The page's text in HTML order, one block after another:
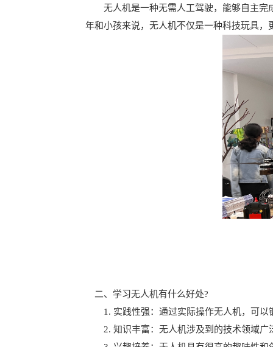
无人机是一种无需人工驾驶，能够自主完
年和小孩来说，无人机不仅是一种科技玩具
二、学习无人机有什么好处?
1. 实践性强：通过实际操作无人机，可以
2. 知识丰富：无人机涉及到的技术领域广